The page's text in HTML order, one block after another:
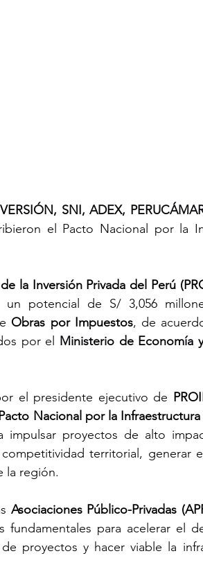
SNI, ADEX,
el Pacto Nacional por la
la Inversión Privada del Perú
potencial de S/ 3,056
Obras por Impuestos, de
por el Ministerio de Economía
el presidente ejecutivo de
Nacional por la
impulsar proyectos de alto
territorial, generar
la región.
Asociaciones Público-Privadas
fundamentales para acelerar el
proyectos y hacer viable la